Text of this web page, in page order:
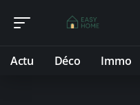
Actu Déco Immo